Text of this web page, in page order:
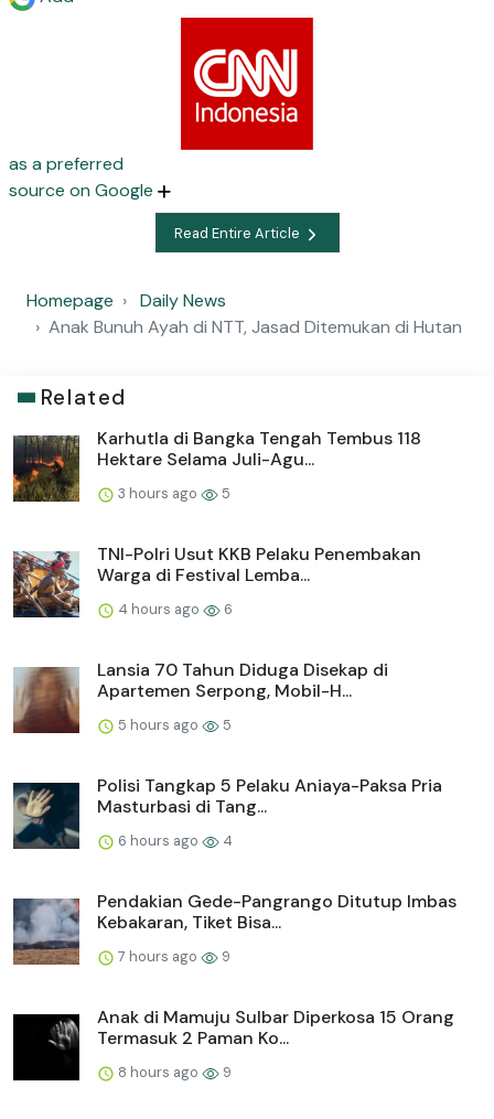
as a preferred
source on Google
Read Entire Article
Homepage
Daily News
Anak Bunuh Ayah di NTT, Jasad Ditemukan di Hutan
Related
Karhutla di Bangka Tengah Tembus 118
Hektare Selama Juli-Agu...
3 hours ago 5
TNI-Polri Usut KKB Pelaku Penembakan
Warga di Festival Lemba...
4 hours ago 6
Lansia 70 Tahun Diduga Disekap di
Apartemen Serpong, Mobil-H...
5 hours ago 5
Polisi Tangkap 5 Pelaku Aniaya-Paksa Pria
Masturbasi di Tang...
6 hours ago 4
Pendakian Gede-Pangrango Ditutup Imbas
Kebakaran, Tiket Bisa...
7 hours ago 9
Anak di Mamuju Sulbar Diperkosa 15 Orang
Termasuk 2 Paman Ko...
8 hours ago 9